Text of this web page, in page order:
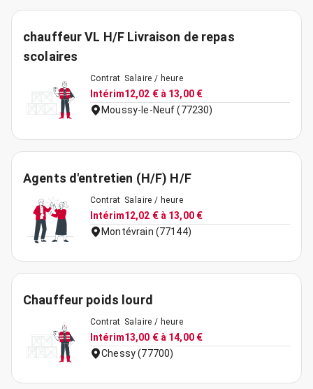
chauffeur VL H/F Livraison de repas
scolaires
Contrat
Intérim
Salaire / heure
12,02 € à 13,00 €
Moussy-le-Neuf (77230)
Agents d'entretien (H/F) H/F
Contrat
Intérim
Salaire / heure
12,02 € à 13,00 €
Montévrain (77144)
Chauffeur poids lourd
Contrat
Intérim
Salaire / heure
13,00 € à 14,00 €
Chessy (77700)